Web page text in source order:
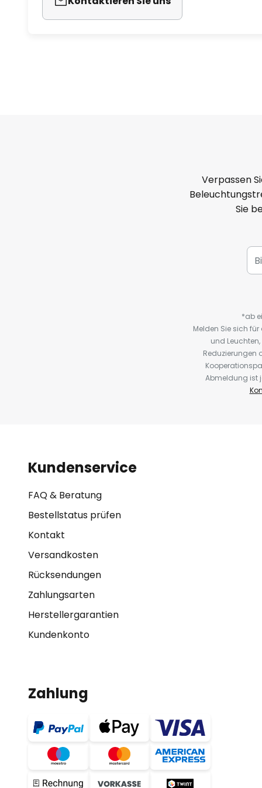
Verpassen
Sie
*ab
Melden Sie sich
und
Reduzierungen
Abmeldung ist
Kundenservice
FAQ & Beratung
Bestellstatus prüfen
Kontakt
Versandkosten
Rücksendungen
Zahlungsarten
Herstellergarantien
Kundenkonto
Zahlung